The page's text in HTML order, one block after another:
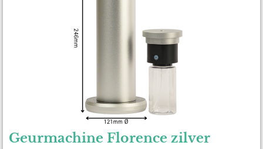
Geurmachine Florence zilver